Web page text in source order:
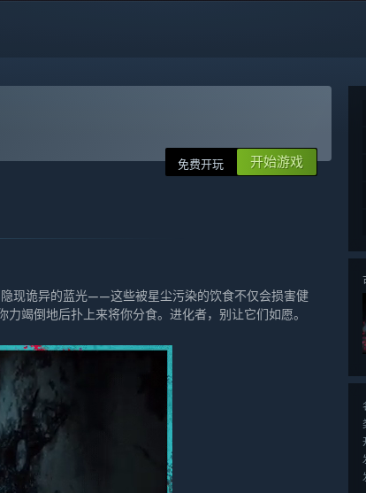
免费开玩 开始游戏
现诡异的蓝光——这些被星尘污染的饮食不仅会损害健
竭倒地后扑上来将你分食。进化者，别让它们如愿。